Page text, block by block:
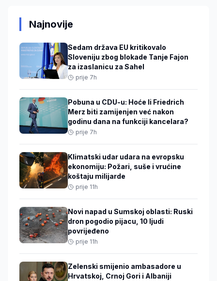
Najnovije
Sedam država EU kritikovalo
Sloveniju zbog blokade Tanje Fajon
za izaslanicu za Sahel
prije 7h
Pobuna u CDU-u: Hoće li Friedrich
Merz biti zamijenjen već nakon
godinu dana na funkciji kancelara?
prije 7h
Klimatski udar udara na evropsku
ekonomiju: Požari, suše i vrućine
koštaju milijarde
prije 11h
Novi napad u Sumskoj oblasti: Ruski
dron pogodio pijacu, 10 ljudi
povrijeđeno
prije 11h
Zelenski smijenio ambasadore u
Hrvatskoj, Crnoj Gori i Albaniji